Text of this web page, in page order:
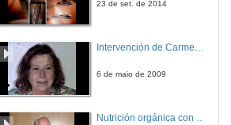
23 de set. de 2014
6 de maio de 2009
Nutrición orgánica con auga de mar